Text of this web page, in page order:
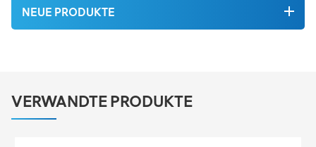
NEUE PRODUKTE
VERWANDTE PRODUKTE